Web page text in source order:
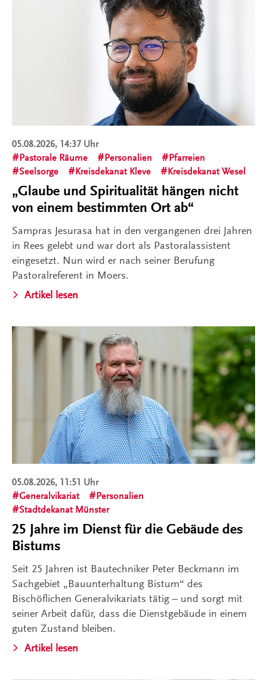
05.08.2026, 14:37 Uhr
Pastorale Räume
Personalien
Pfarreien
Seelsorge
Kreisdekanat Kleve Kreisdekanat Wesel
„Glaube und Spiritualität hängen nicht
von einem bestimmten Ort ab“
Sampras Jesurasa hat in den vergangenen drei Jahren
in Rees gelebt und war dort als Pastoralassistent
eingesetzt. Nun wird er nach seiner Berufung
Pastoralreferent in Moers.
Artikel lesen
05.08.2026, 11:51 Uhr
Generalvikariat
Personalien
Stadtdekanat Münster
25 Jahre im Dienst für die Gebäude des
Bistums
Seit 25 Jahren ist Bautechniker Peter Beckmann im
Sachgebiet „Bauunterhaltung Bistum“ des
Bischöflichen Generalvikariats tätig – und sorgt mit
seiner Arbeit dafür, dass die Dienstgebäude in einem
guten Zustand bleiben.
Artikel lesen